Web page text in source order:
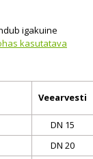
igakuine
kasutatava
Veearvesti
DN 15
DN 20